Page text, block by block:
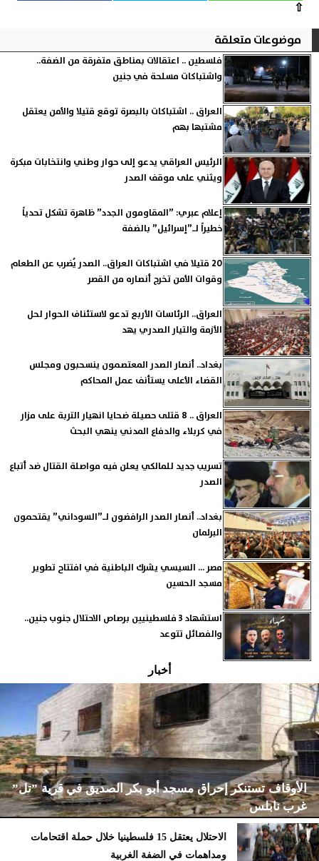
⇧
موضوعات متعلقة
فلسطين .. اعتقالات بمناطق متفرقة من الضفة..
واشتباكات مسلحة في جنين
العراق .. اشتباكات بالبصرة توقع قتيلا والأمن يعتقل
مشتبها بهم
الرئيس العراقي يدعو إلى حوار وطني وانتخابات مبكرة
ويثني على موقف الصدر
إعلام عبري: ”المقاومون الجدد” ظاهرة تشكل تحدياً
خطيراً لـ”إسرائيل” بالضفة
20 قتيلا في اشتباكات العراق.. الصدر يُضرب عن الطعام
وقوات الأمن تخرج أنصاره من القصر
العراق.. الرئاسات الأربع تدعو لاستئناف الحوار لحل
الأزمة والتيار الصدري يهد
بغداد.. أنصار الصدر المعتصمون ينسحبون ومجلس
القضاء الأعلى يستأنف عمل المحاكم
العراق .. 8 قتلى حصيلة ضحايا انهيار التربة على مزار
في كربلاء والدفاع المدني ينهي البحث
تسريب جديد للمالكي يعلن فيه مواصلة القتال ضد أتباع
الصدر
بغداد.. أنصار الصدر الرافضون لـ”السوداني” يقتحمون
البرلمان
مصر ... السيسي يشرك الباطنية في افتتاح تطوير
مسجد الحسين
استشهاد 3 فلسطينيين برصاص الاحتلال جنوب جنين..
والفصائل تتوعد
أخبار
الأوقاف تستنكر إحراق مسجد أبو بكر الصديق في قرية ”تل”
غرب نابلس
الاحتلال يعتقل 15 فلسطينيا خلال حملة اقتحامات
ومداهمات في الضفة الغربية